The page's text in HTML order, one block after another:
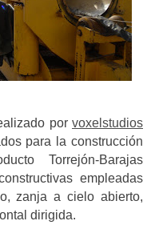
por voxelstudios
para la construcción
Torrejón-Barajas
empleadas
zanja a cielo abierto,
dirigida.